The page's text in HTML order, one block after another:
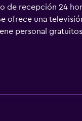
recepción 24
ofrece una
personal
todos los
del alojamiento